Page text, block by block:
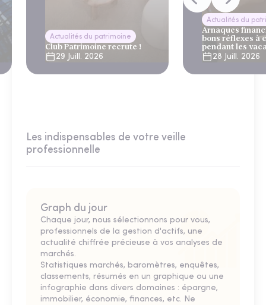
Actualités du patrimoine
Club Patrimoine recrute !
29 Juill. 2026
Actualités du
Arnaques
bons réflexes à
pendant les
28 Juill. 2026
Les indispensables de votre veille
professionnelle
Graph du jour
Chaque jour, nous sélectionnons pour vous,
professionnels de la gestion d'actifs, une
actualité chiffrée précieuse à vos analyses de
marchés.
Statistiques marchés, baromètres, enquêtes,
classements, résumés en un graphique ou une
infographie dans divers domaines : épargne,
immobilier, économie, finances, etc. Ne